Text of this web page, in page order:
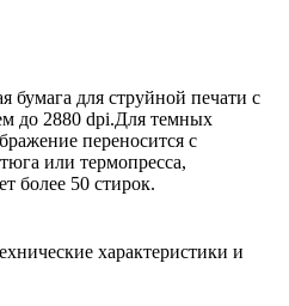
бумага для струйной печати с
до 2880 dpi.Для темных
переносится с
или термопресса,
более 50 стирок.
характеристики и